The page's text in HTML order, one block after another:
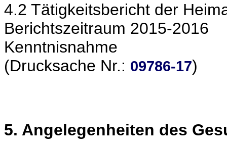
4.2 Tätigkeitsbericht der
Berichtszeitraum 2015-2016
Kenntnisnahme
(Drucksache Nr.: 09786-17)
5. Angelegenheiten des